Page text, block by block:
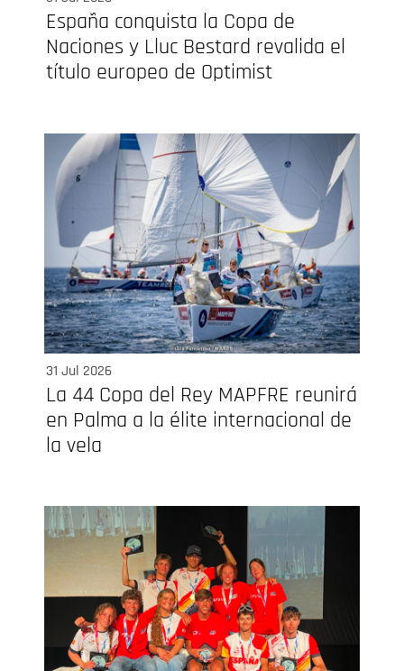
España conquista la Copa de
Naciones y Lluc Bestard revalida el
título europeo de Optimist
31 Jul 2026
La 44 Copa del Rey MAPFRE reunirá
en Palma a la élite internacional de
la vela